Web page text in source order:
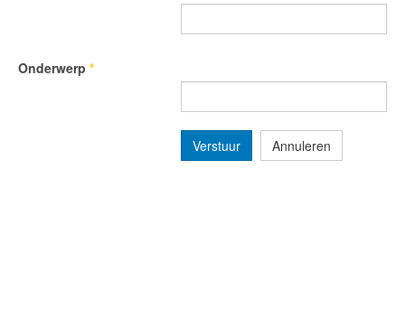
Onderwerp *
Verstuur Annuleren